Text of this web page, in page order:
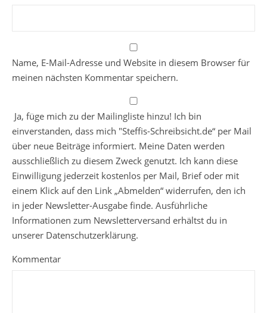
Name, E-Mail-Adresse und Website in diesem Browser für
meinen nächsten Kommentar speichern.
Ja, füge mich zu der Mailingliste hinzu! Ich bin
einverstanden, dass mich "Steffis-Schreibsicht.de“ per Mail
über neue Beiträge informiert. Meine Daten werden
ausschließlich zu diesem Zweck genutzt. Ich kann diese
Einwilligung jederzeit kostenlos per Mail, Brief oder mit
einem Klick auf den Link „Abmelden“ widerrufen, den ich
in jeder Newsletter-Ausgabe finde. Ausführliche
Informationen zum Newsletterversand erhältst du in
unserer Datenschutzerklärung.
Kommentar